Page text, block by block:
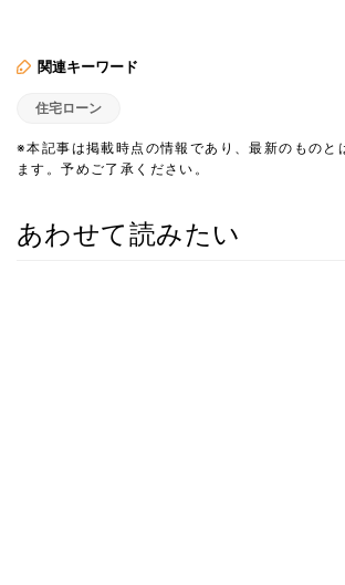
関連キーワード
住宅ローン
※本記事は掲載時点の情報であり、最新のものと
ます。予めご了承ください。
あわせて読みたい